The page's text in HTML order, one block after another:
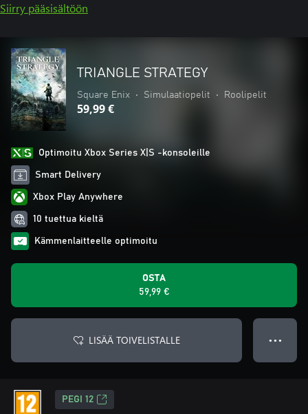
Siirry pääsisältöön
TRIANGLE STRATEGY
Square Enix • Simulaatiopelit • Roolipelit
59,99 €
Optimoitu Xbox Series X|S -konsoleille
Smart Delivery
Xbox Play Anywhere
10 tuettua kieltä
Kämmenlaitteelle optimoitu
OSTA
59,99 €
LISÄÄ TOIVELISTALLE ● ● ●
PEGI 12